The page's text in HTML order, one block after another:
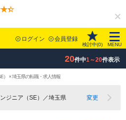
ログイン 会員登録
検討中(0) MENU
20件中1～20件表示
） × 埼玉県の転職・求人情報
ジニア（SE）／埼玉県 変更